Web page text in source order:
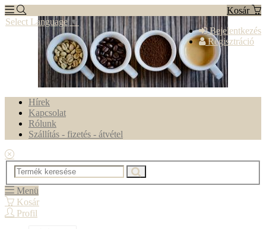
Kosár
Bejelentkezés
Regisztráció
Select Language ▼
Hírek
Kapcsolat
Rólunk
Szállítás - fizetés - átvétel
Menü
Kosár
Profil